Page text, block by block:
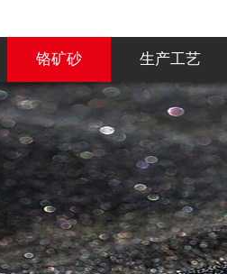
铬矿砂 生产工艺